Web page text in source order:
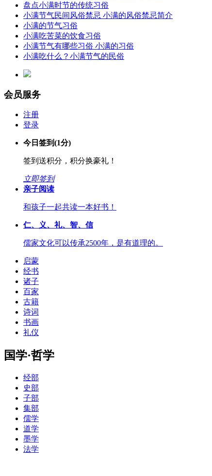
盘点小满时节的传统习俗
小满节气民间风俗禁忌 小满的风俗禁忌简介
小满的节气习俗
小满吃苦菜的饮食习俗
小满节气有哪些习俗 小满的习俗
小满吃什么？小满节气的民俗
会员服务
注册
登录
今日签到(1分)
签到送积分，积分换豪礼！
立即签到
亲子阅读
和孩子一起共读一本好书！
仁、义、礼、智、信
儒家文化可以传承2500年，是有道理的。
启蒙
经书
诸子
百家
古籍
诗词
书画
礼仪
国学·哲学
经部
史部
子部
集部
儒学
道学
墨学
法学